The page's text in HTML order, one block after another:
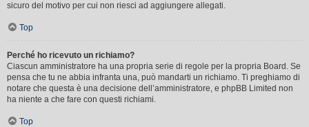
sicuro del motivo per cui non riesci ad aggiungere allegati.
Top
Perché ho ricevuto un richiamo?
Ciascun amministratore ha una propria serie di regole per la propria Board. Se
pensa che tu ne abbia infranta una, può mandarti un richiamo. Ti preghiamo di
notare che questa è una decisione dell’amministratore, e phpBB Limited non
ha niente a che fare con questi richiami.
Top